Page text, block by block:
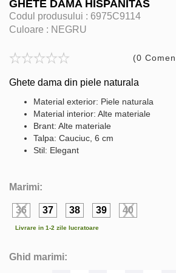
GHETE DAMA HISPANITAS
Codul produsului : 6975C9114
Culoare : NEGRU
(0
Ghete dama din piele naturala
Material exterior: Piele naturala
Material interior: Alte materiale
Brant: Alte materiale
Talpa: Cauciuc, 6 cm
Stil: Elegant
Marimi:
36 37 38 39 40
Livrare in 1-2 zile lucratoare
Ghid marimi: